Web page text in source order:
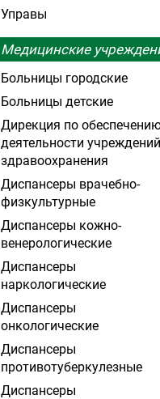
Управы
Медицинские
Больницы городские
Больницы детские
Дирекция по
деятельности учреждений
здравоохранения
Диспансеры врачебно-
физкультурные
Диспансеры кожно-
венерологические
Диспансеры
наркологические
Диспансеры
онкологические
Диспансеры
противотуберкулезные
Диспансеры